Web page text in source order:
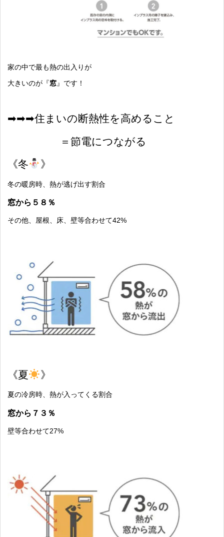
家の中で最も熱の出入りが
大きいのが『窓』です！
➡︎➡︎➡︎住まいの断熱性を高めること
＝節電につながる
《冬
》
冬の暖房時、熱が逃げ出す割合
窓から５８％
その他、屋根、床、壁等合わせて42%
《夏 》
夏の冷房時、熱が入ってくる割合
窓から７３％
壁等合わせて27%